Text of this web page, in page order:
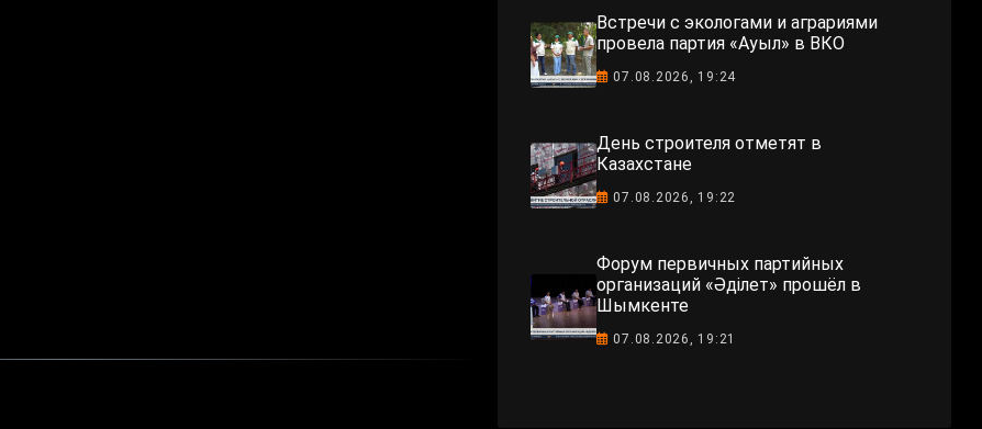
Встречи с экологами и аграриями
провела партия «Ауыл» в ВКО
07.08.2026, 19:24
День строителя отметят в
Казахстане
07.08.2026, 19:22
Форум первичных партийных
организаций «Әділет» прошёл в
Шымкенте
07.08.2026, 19:21